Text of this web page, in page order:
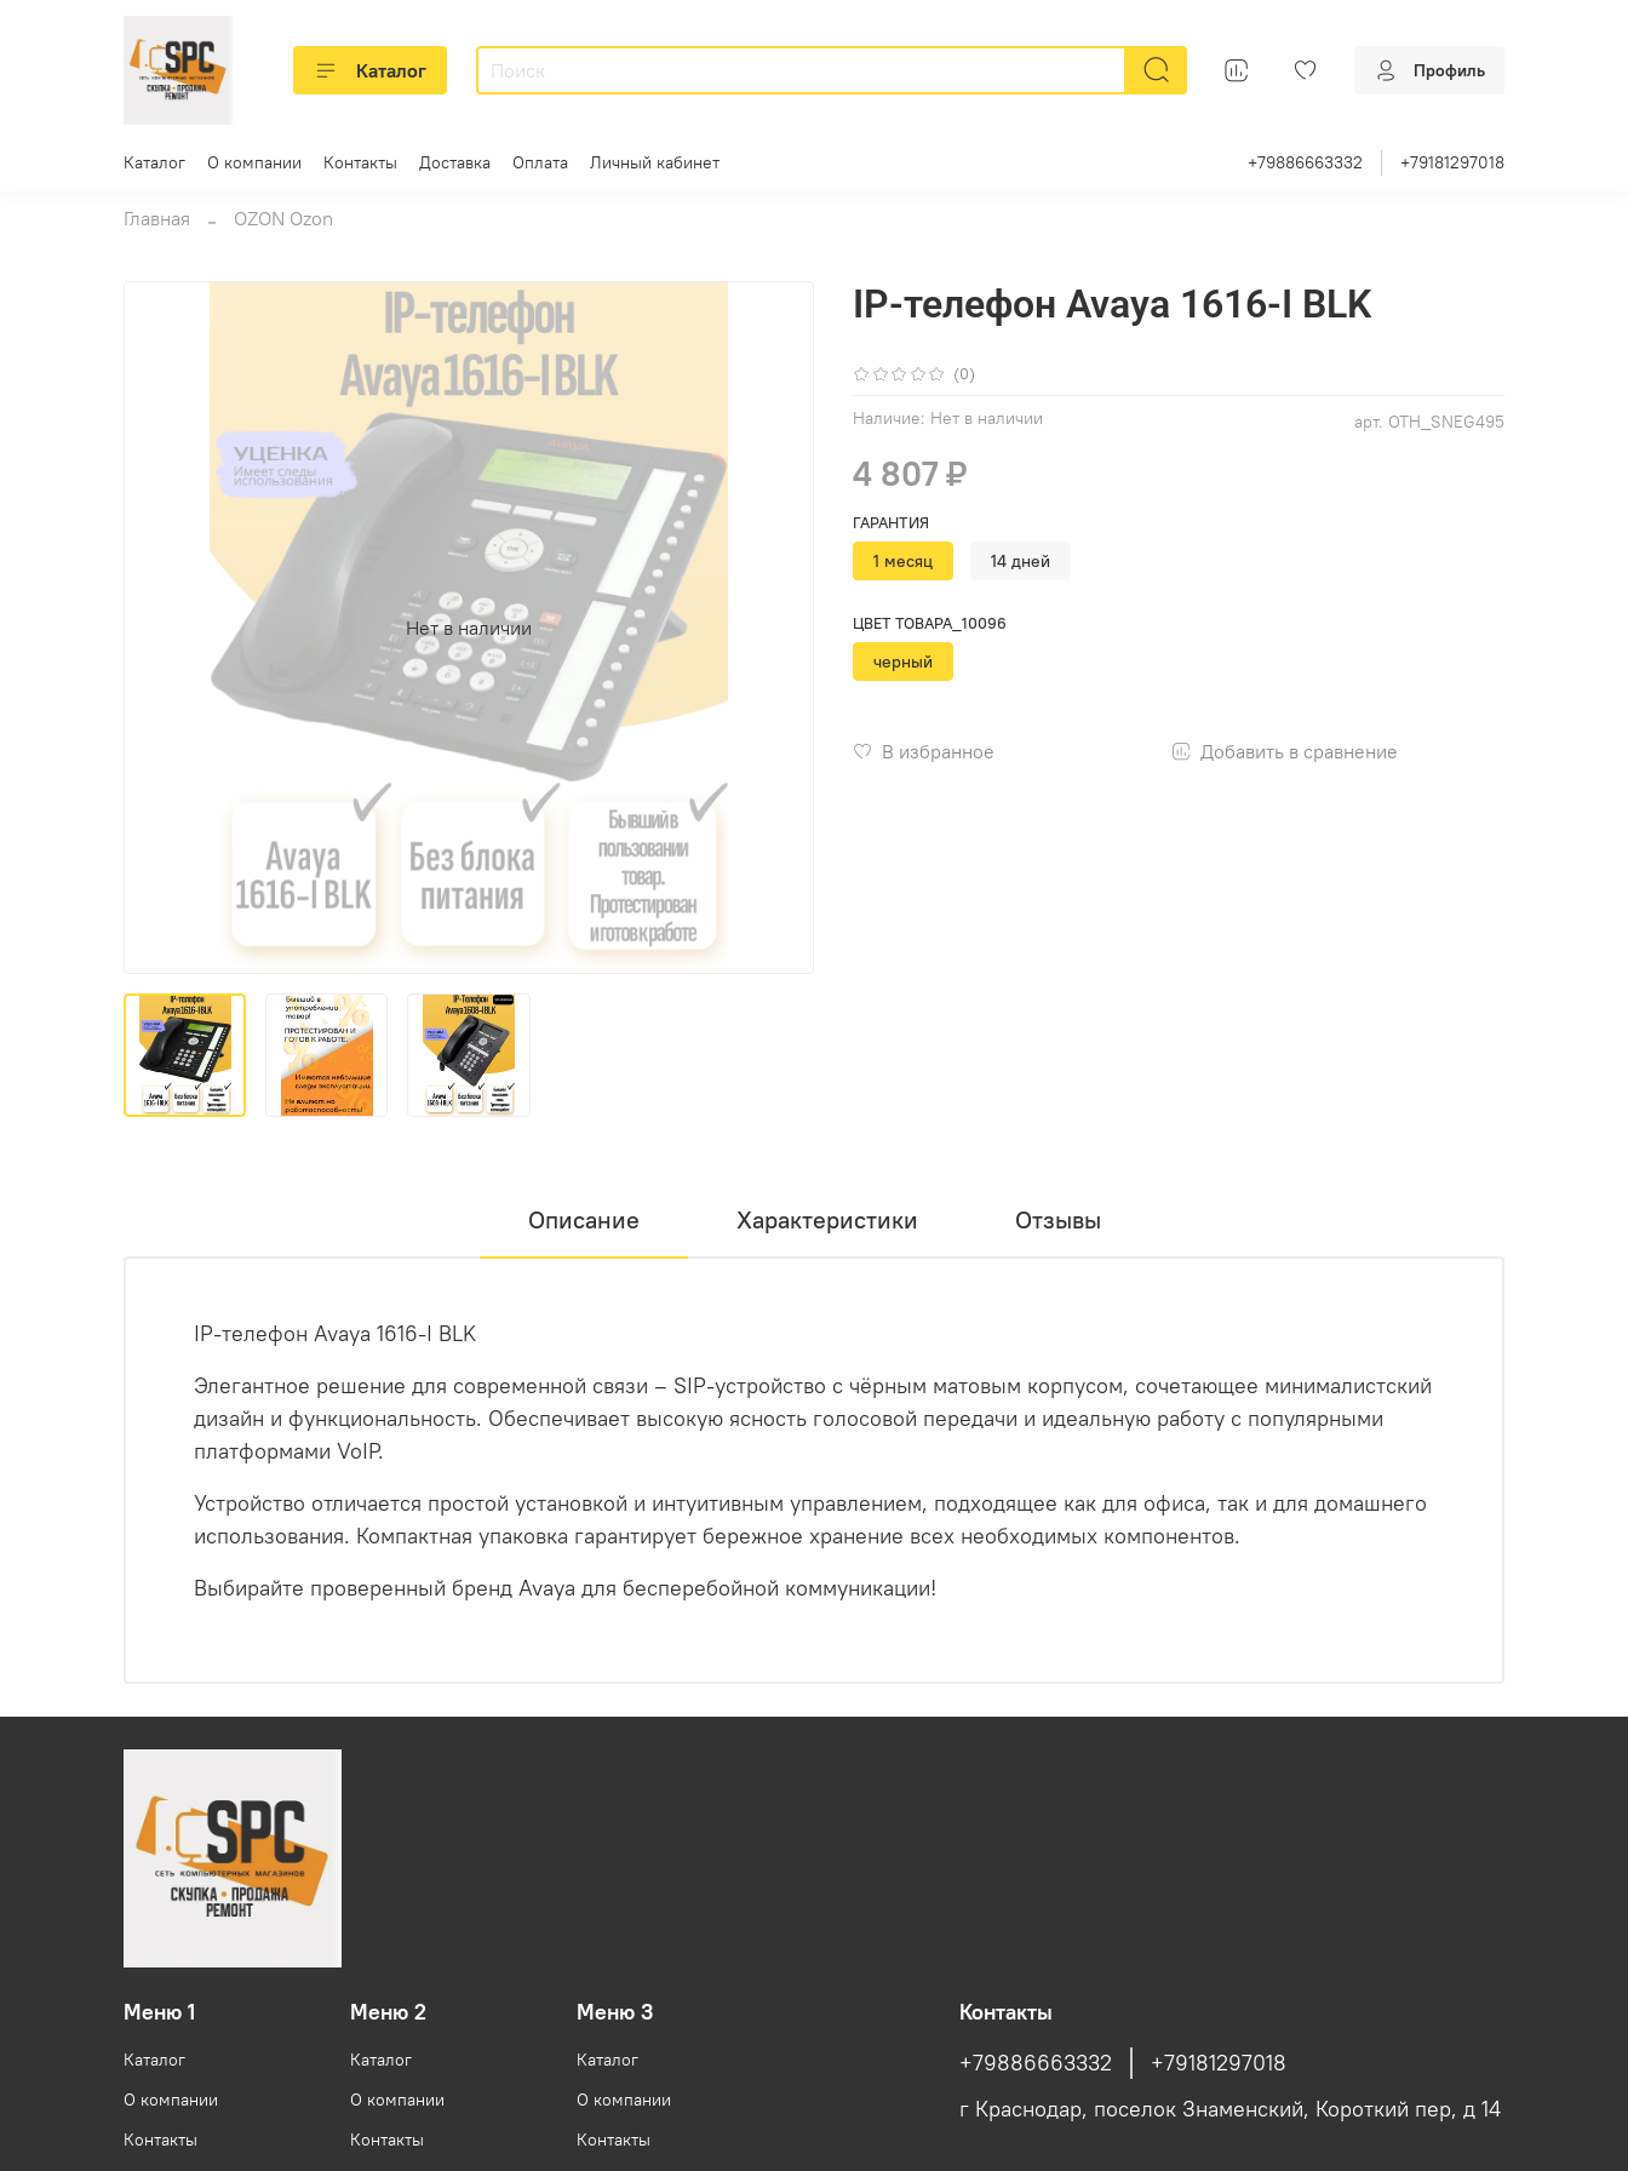
Каталог Профиль
Каталог О компании Контакты Доставка Оплата Личный кабинет +79886663332 +79181297018
Главная OZON Ozon
Нет в наличии
(0)
арт. OTH_SNEG495
Наличие: Нет в наличии
IP-телефон Avaya 1616-I BLK
4 807 ₽
В избранное Добавить в сравнение
ГАРАНТИЯ
1 месяц 14 дней
ЦВЕТ ТОВАРА_10096
черный
Описание Характеристики Отзывы
IP-телефон Avaya 1616-I BLK
Элегантное решение для современной связи – SIP-устройство с чёрным матовым корпусом, сочетающее минималистский
дизайн и функциональность. Обеспечивает высокую ясность голосовой передачи и идеальную работу с популярными
платформами VoIP.
Устройство отличается простой установкой и интуитивным управлением, подходящее как для офиса, так и для домашнего
использования. Компактная упаковка гарантирует бережное хранение всех необходимых компонентов.
Выбирайте проверенный бренд Avaya для бесперебойной коммуникации!
Меню 1
Каталог
О компании
Контакты
Меню 2
Каталог
О компании
Контакты
Меню 3
Каталог
О компании
Контакты
Контакты
+79886663332
+79181297018
г Краснодар, поселок Знаменский, Короткий пер, д 14